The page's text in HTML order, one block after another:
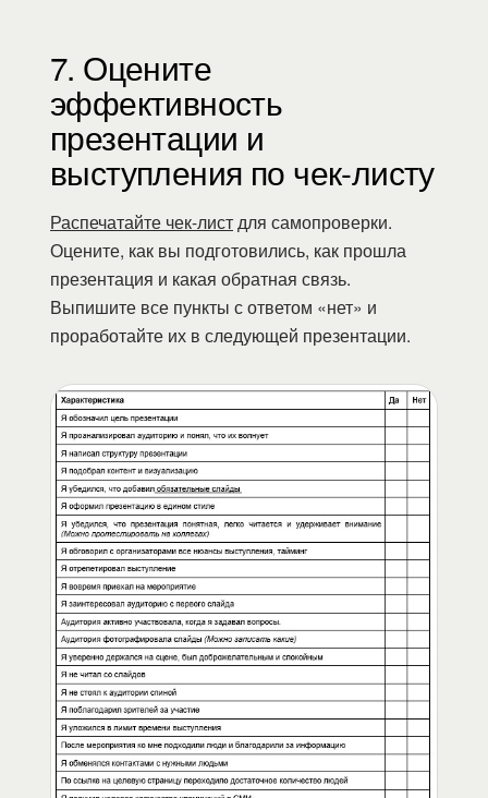
7. Оцените
эффективность
презентации и
выступления по чек-листу
Распечатайте чек-лист для самопроверки.
Оцените, как вы подготовились, как прошла
презентация и какая обратная связь.
Выпишите все пункты с ответом «нет» и
проработайте их в следующей презентации.